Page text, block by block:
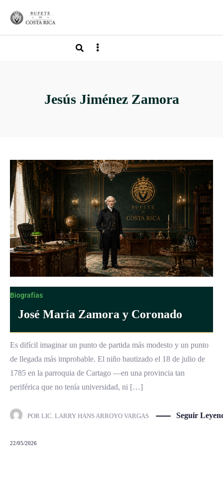
Jesús Jiménez Zamora
Biografías
José María Zamora y Coronado
Es difícil imaginar un punto de partida más modesto y un punto
de llegada más improbable. El niño bautizado el 18 de julio de
1785 en la parroquia de Cartago —en una provincia tan
periférica que no tenía universidad, ni […]
POR LIC. LARRY HANS ARROYO VARGAS Seguir
22/05/2026